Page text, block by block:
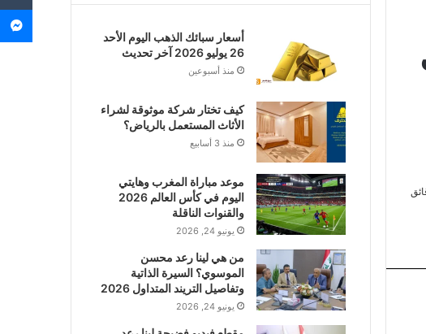
أسعار سبائك الذهب اليوم الأحد
26 يوليو 2026 آخر تحديث
منذ أسبوعين
كيف تختار شركة موثوقة لشراء
الأثاث المستعمل بالرياض؟
منذ 3 أسابيع
موعد مباراة المغرب وهايتي
اليوم في كأس العالم 2026
والقنوات الناقلة
يونيو 24, 2026
من هي لينا رعد محسن
الموسوي؟ السيرة الذاتية
وتفاصيل التريند المتداول 2026
يونيو 24, 2026